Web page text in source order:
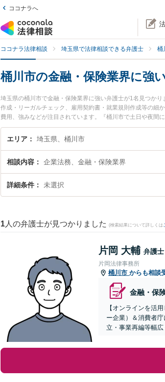
ココナラへ
ココナラ法律相談 埼玉県で法律相談できる弁護士 桶
桶川市の金融・保険業界に強
埼玉県の桶川市で金融・保険業界に強い弁護士が1名見つか
作成・リーガルチェック、雇用契約書・就業規則作成等の細
費用、強みなどが注目されています。『桶川市で土日や夜間
近くの弁護士を検索したい』『初回相談無料で金融・保険業
エリア 埼玉県、桶川市
相談内容 企業法務、金融・保険業界
詳細条件 未選択
1 人の弁護士が見つかりました (検索結果について詳しくは
片岡 大輔 弁護士
片岡法律事務所
桶川市 からも相談
金融・保
【オンラインを活
ー企業）＆消費者
立・事業再編等幅